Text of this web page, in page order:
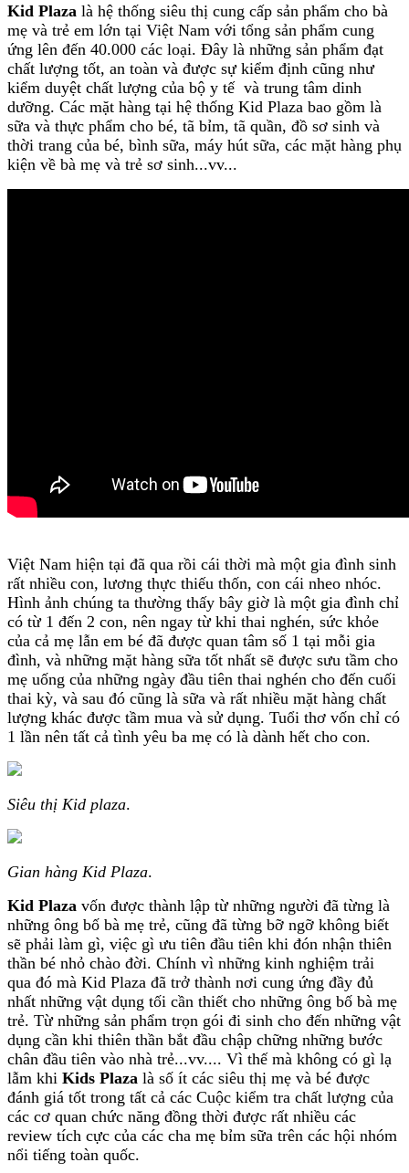
Kid Plaza là hệ thống siêu thị cung cấp sản phẩm cho bà
mẹ và trẻ em lớn tại Việt Nam với tổng sản phẩm cung
ứng lên đến 40.000 các loại. Đây là những sản phẩm đạt
chất lượng tốt, an toàn và được sự kiểm định cũng như
kiểm duyệt chất lượng của bộ y tế và trung tâm dinh
dưỡng. Các mặt hàng tại hệ thống Kid Plaza bao gồm là
sữa và thực phẩm cho bé, tã bỉm, tã quần, đồ sơ sinh và
thời trang của bé, bình sữa, máy hút sữa, các mặt hàng phụ
kiện về bà mẹ và trẻ sơ sinh...vv...
Việt Nam hiện tại đã qua rồi cái thời mà một gia đình sinh
rất nhiều con, lương thực thiếu thốn, con cái nheo nhóc.
Hình ảnh chúng ta thường thấy bây giờ là một gia đình chỉ
có từ 1 đến 2 con, nên ngay từ khi thai nghén, sức khỏe
của cả mẹ lẫn em bé đã được quan tâm số 1 tại mỗi gia
đình, và những mặt hàng sữa tốt nhất sẽ được sưu tầm cho
mẹ uống của những ngày đầu tiên thai nghén cho đến cuối
thai kỳ, và sau đó cũng là sữa và rất nhiều mặt hàng chất
lượng khác được tầm mua và sử dụng. Tuổi thơ vốn chỉ có
1 lần nên tất cả tình yêu ba mẹ có là dành hết cho con.
Siêu thị Kid plaza.
Gian hàng Kid Plaza.
Kid Plaza vốn được thành lập từ những người đã từng là
những ông bố bà mẹ trẻ, cũng đã từng bỡ ngỡ không biết
sẽ phải làm gì, việc gì ưu tiên đầu tiên khi đón nhận thiên
thần bé nhỏ chào đời. Chính vì những kinh nghiệm trải
qua đó mà Kid Plaza đã trở thành nơi cung ứng đầy đủ
nhất những vật dụng tối cần thiết cho những ông bố bà mẹ
trẻ. Từ những sản phẩm trọn gói đi sinh cho đến những vật
dụng cần khi thiên thần bắt đầu chập chững những bước
chân đầu tiên vào nhà trẻ...vv.... Vì thế mà không có gì lạ
lẫm khi Kids Plaza là số ít các siêu thị mẹ và bé được
đánh giá tốt trong tất cả các Cuộc kiểm tra chất lượng của
các cơ quan chức năng đồng thời được rất nhiều các
review tích cực của các cha mẹ bỉm sữa trên các hội nhóm
nổi tiếng toàn quốc.